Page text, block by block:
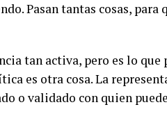
Pasan tantas cosas, para
tan activa, pero es lo que
es otra cosa. La
o validado con quien